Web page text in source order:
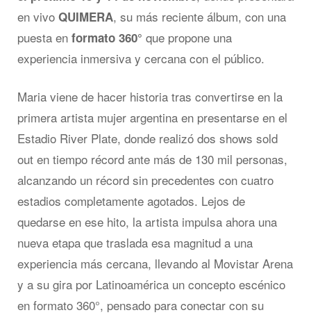
en vivo QUIMERA, su más reciente álbum, con una
puesta en formato 360° que propone una
experiencia inmersiva y cercana con el público.
Maria viene de hacer historia tras convertirse en la
primera artista mujer argentina en presentarse en el
Estadio River Plate, donde realizó dos shows sold
out en tiempo récord ante más de 130 mil personas,
alcanzando un récord sin precedentes con cuatro
estadios completamente agotados. Lejos de
quedarse en ese hito, la artista impulsa ahora una
nueva etapa que traslada esa magnitud a una
experiencia más cercana, llevando al Movistar Arena
y a su gira por Latinoamérica un concepto escénico
en formato 360°, pensado para conectar con su